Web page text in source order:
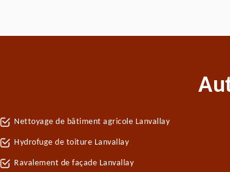
Nettoyage de bâtiment agricole Lanvallay
Hydrofuge de toiture Lanvallay
Ravalement de façade Lanvallay